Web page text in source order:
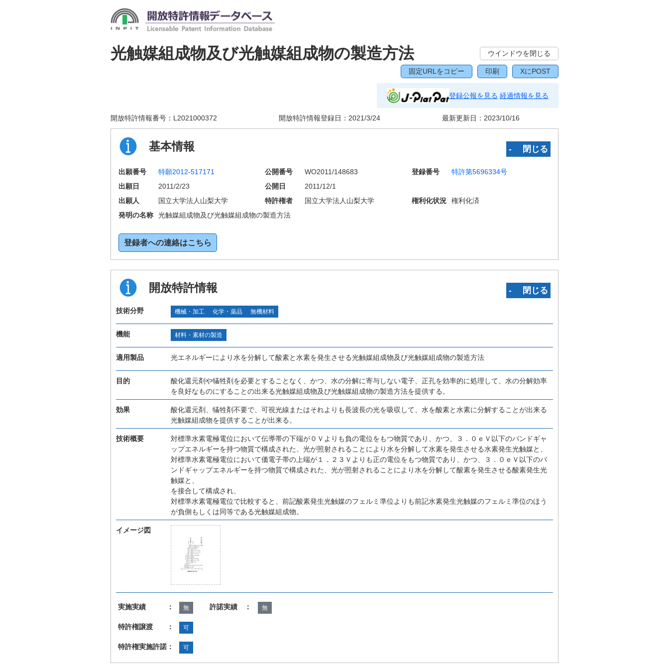
光触媒組成物及び光触媒組成物の製造方法 ウインドウを閉じる
固定URLをコピー 印刷 XにPOST
登録公報を見る 経過情報を見る
開放特許情報番号： L2021000372 開放特許情報登録日： 2021/3/24 最新更新日： 2023/10/16
基本情報 ‐ 閉じる
出願番号 特願2012-517171 公開番号 WO2011/148683 登録番号
特許第5696334号
出願日
2011/2/23 公開日
2011/12/1
出願人
国立大学法人山梨大学 特許権者 国立大学法人山梨大学 権利化状況
権利化済
発明の名称
光触媒組成物及び光触媒組成物の製造方法
登録者への連絡はこちら
開放特許情報 ‐ 閉じる
技術分野 機械・加工 化学・薬品 無機材料
機能 材料・素材の製造
適用製品 光エネルギーにより水を分解して酸素と水素を発生させる光触媒組成物及び光触媒組成物の製造方法
目的
酸化還元剤や犠牲剤を必要とすることなく、かつ、水の分解に寄与しない電子、正孔を効率的に処理して、水の分解効率
を良好なものにすることの出来る光触媒組成物及び光触媒組成物の製造方法を提供する。
効果
酸化還元剤、犠牲剤不要で、可視光線またはそれよりも長波長の光を吸収して、水を酸素と水素に分解することが出来る
光触媒組成物を提供することが出来る。
技術概要
対標準水素電極電位において伝導帯の下端が０Ｖよりも負の電位をもつ物質であり、かつ、３．０ｅＶ以下のバンドギャ
ップエネルギーを持つ物質で構成された、光が照射されることにより水を分解して水素を発生させる水素発生光触媒と、
対標準水素電極電位において価電子帯の上端が１．２３Ｖよりも正の電位をもつ物質であり、かつ、３．０ｅＶ以下のバ
ンドギャップエネルギーを持つ物質で構成された、光が照射されることにより水を分解して酸素を発生させる酸素発生光
触媒と、
を接合して構成され、
対標準水素電極電位で比較すると、前記酸素発生光触媒のフェルミ準位よりも前記水素発生光触媒のフェルミ準位のほう
が負側もしくは同等である光触媒組成物。
イメージ図
実施実績 ： 無 許諾実績 ： 無
特許権譲渡 ： 可
特許権実施許諾： 可